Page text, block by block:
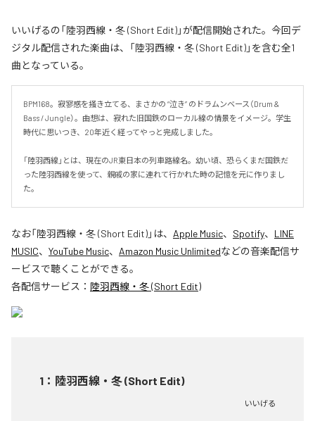
いいげるの「陸羽西線・冬 (Short Edit)」が配信開始された。今回デ
ジタル配信された楽曲は、「陸羽西線・冬 (Short Edit)」を含む全1
曲となっている。
BPM168。寂寥感を掻き立てる、まさかの “泣き” のドラムンベース（Drum &
Bass / Jungle）。曲想は、寂れた旧国鉄のローカル線の情景をイメージ。学生
時代に思いつき、20年近く経ってやっと完成しました。
「陸羽西線」とは、現在のJR東日本の列車路線名。幼い頃、恐らくまだ国鉄だ
った陸羽西線を使って、親戚の家に連れて行かれた時の記憶を元に作りまし
た。
なお「陸羽西線・冬 (Short Edit)」は、 Apple Music、 Spotify、 LINE
MUSIC、 YouTube Music、 Amazon Music Unlimitedなどの音楽配信サ
ービスで聴くことができる。
各配信サービス： 陸羽西線・冬 (Short Edit)
1 ： 陸羽西線・冬 (Short Edit)
いいげる